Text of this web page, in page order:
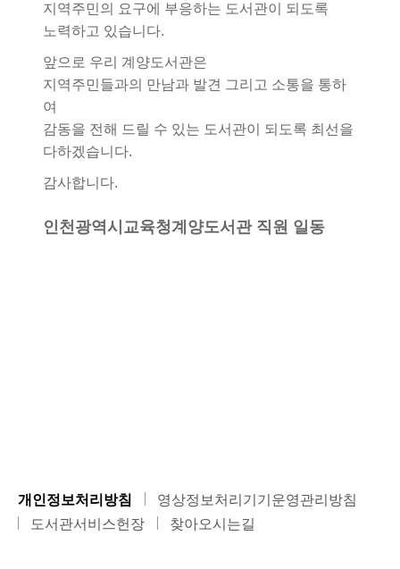
지역주민의 요구에 부응하는 도서관이 되도록
노력하고 있습니다.
앞으로 우리 계양도서관은
지역주민들과의 만남과 발견 그리고 소통을 통하
여
감동을 전해 드릴 수 있는 도서관이 되도록 최선을
다하겠습니다.
감사합니다.
인천광역시교육청계양도서관 직원 일동
개인정보처리방침
영상정보처리기기운영관리방침
도서관서비스헌장
찾아오시는길